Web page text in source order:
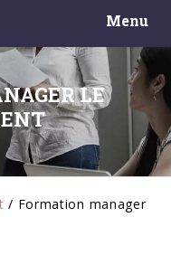
Menu
LE
/ Formation manager